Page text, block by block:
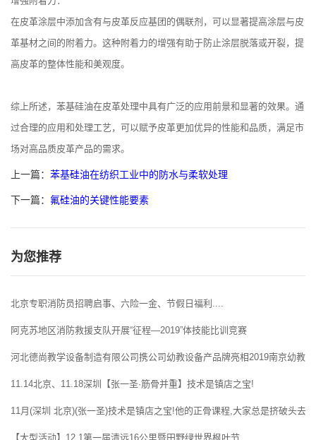
在皮革涂层中添加含有与皮革反应基团的偶联剂，可以显著提高涂层与皮
革基材之间的附着力。这种附着力的增强有助于防止涂层脱落或开裂，提
高皮革的整体性能和美观度。
综上所述，苯基硅油在皮革处理中具有广泛的应用前景和显著的效果。通
过合理的应用和处理工艺，可以赋予皮革更加优异的性能和品质，满足市
场对高品质皮革产品的需求。
上一篇： 苯基硅油在纺织工业中的防水与柔软处理
下一篇： 氟硅油的关键性能要素
为您推荐
北京专职消防员招聘启事、六险一金、节假日福利....
阿克苏地区消防救援支队开展“征程—2019”体技能比训竞赛
河北德尚教学设备制造有限公司携公司幼教设备产品牌亮相2019南京幼教展
11.14北京、11.18深圳【张一圣·筋骨并重】技术是镇店之宝!
11月(深圳 北京)(张一圣)技术是镇店之宝!他的正骨课程,大家总是挤破头去
【大型活动】12.1第一届清远16公里暨田野绿世界枫叶节